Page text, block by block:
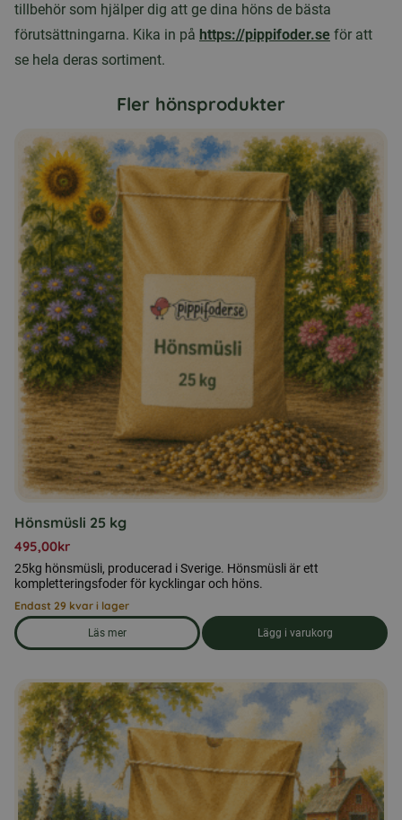
tillbehör som hjälper dig att ge dina höns de bästa
förutsättningarna. Kika in på https://pippifoder.se för att
se hela deras sortiment.
Fler hönsprodukter
Hönsmüsli 25 kg
495,00kr
25kg hönsmüsli, producerad i Sverige. Hönsmüsli är ett
kompletteringsfoder för kycklingar och höns.
Endast 29 kvar i lager
Läs mer
om produkten Hönsmüsli 25 kg
Lägg i varukorg